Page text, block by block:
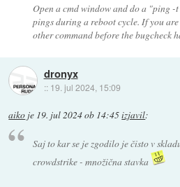
Open a cmd window and do a "ping -
pings during a reboot cycle. If you
other command before the bugcheck
dronyx
:: 19. jul 2024, 15:09
aiko je 19. jul 2024 ob 14:45izjavil:
Saj to kar se je zgodilo je čisto v
crowdstrike - množična stavka